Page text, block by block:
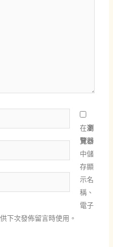
在瀏
覽器
中儲
存顯
示名
稱、
電子
下次發佈留言時使用。